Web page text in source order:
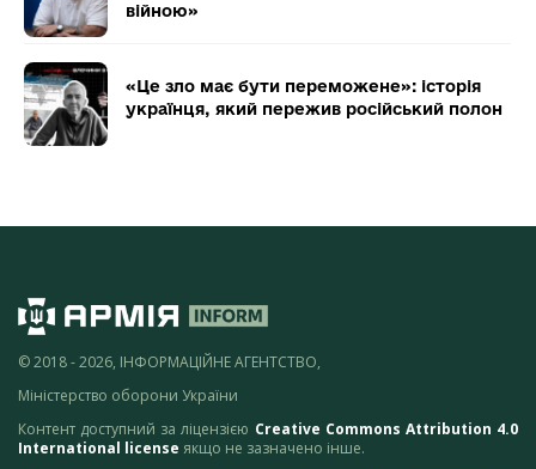
війною»
«Це зло має бути переможене»: історія
українця, який пережив російський полон
© 2018 - 2026, ІНФОРМАЦІЙНЕ АГЕНТСТВО,
Міністерство оборони України
Контент доступний за ліцензією Creative Commons Attribution 4.0
International license якщо не зазначено інше.